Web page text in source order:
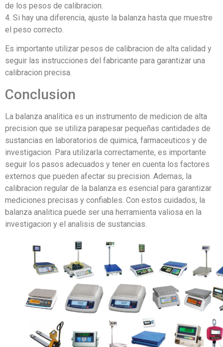
de los pesos de calibracion.
4. Si hay una diferencia, ajuste la balanza hasta que muestre
el peso correcto.
Es importante utilizar pesos de calibracion de alta calidad y
seguir las instrucciones del fabricante para garantizar una
calibracion precisa.
Conclusion
La balanza analitica es un instrumento de medicion de alta
precision que se utiliza parapesar pequeñas cantidades de
sustancias en laboratorios de quimica, farmaceuticos y de
investigacion. Para utilizarla correctamente, es importante
seguir los pasos adecuados y tener en cuenta los factores
externos que pueden afectar su precision. Ademas, la
calibracion regular de la balanza es esencial para garantizar
mediciones precisas y confiables. Con estos cuidados, la
balanza analitica puede ser una herramienta valiosa en la
investigacion y el analisis de sustancias.